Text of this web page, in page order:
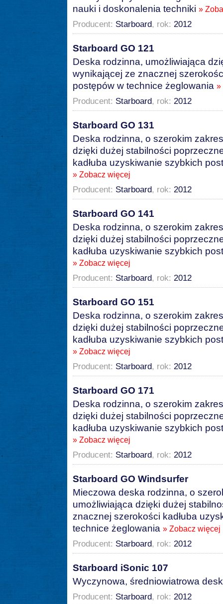
nauki i doskonalenia techniki »
Producent: Starboard, rok: 2012
Starboard GO 121
Deska rodzinna, umożliwiająca
wynikającej ze znacznej
postępów w technice żeglowania »
Producent: Starboard, rok: 2012
Starboard GO 131
Deska rodzinna, o szerokim
dzięki dużej stabilności
kadłuba uzyskiwanie szybkich
» Zobacz więcej
Producent: Starboard, rok: 2012
Starboard GO 141
Deska rodzinna, o szerokim
dzięki dużej stabilności
kadłuba uzyskiwanie szybkich
» Zobacz więcej
Producent: Starboard, rok: 2012
Starboard GO 151
Deska rodzinna, o szerokim
dzięki dużej stabilności
kadłuba uzyskiwanie szybkich
» Zobacz więcej
Producent: Starboard, rok: 2012
Starboard GO 171
Deska rodzinna, o szerokim
dzięki dużej stabilności
kadłuba uzyskiwanie szybkich
» Zobacz więcej
Producent: Starboard, rok: 2012
Starboard GO Windsurfer
Mieczowa deska rodzinna, o
umożliwiająca dzięki dużej
znacznej szerokości kadłuba
technice żeglowania » Zobacz więcej
Producent: Starboard, rok: 2012
Starboard iSonic 107
Wyczynowa, średniowiatrowa
Producent: Starboard, rok: 2012